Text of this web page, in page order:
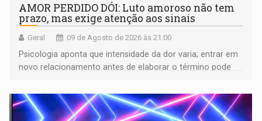
AMOR PERDIDO DÓI: Luto amoroso não tem
prazo, mas exige atenção aos sinais
Geral 09 de Agosto de 2026 às 21:00
Psicologia aponta que intensidade da dor varia; entrar em
novo relacionamento antes de elaborar o término pode